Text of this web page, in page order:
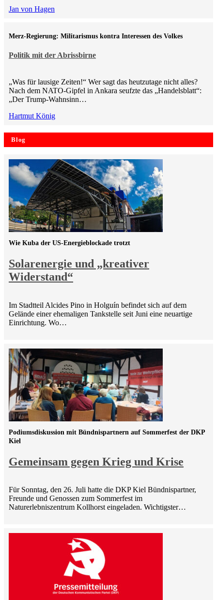
Jan von Hagen
Politik mit der Abrissbirne
Merz-Regierung: Militarismus kontra Inte­ressen des Volkes
„Was für lausige Zeiten!“ Wer sagt das heutzutage nicht alles?
Nach dem NATO-Gipfel in Ankara seufzte das „Handelsblatt“:
„Der Trump-Wahnsinn…
Hartmut König
Blog
Solarenergie und „kreativer
Widerstand“
Wie Kuba der US-Energieblockade trotzt
Im Stadtteil Alcides Pino in Holguín befindet sich auf dem
Gelände einer ehemaligen Tankstelle seit Juni eine neuartige
Einrichtung. Wo…
Gemeinsam gegen Krieg und Krise
Podiumsdiskussion mit Bündnispartnern auf Sommerfest der DKP
Kiel
Für Sonntag, den 26. Juli hatte die DKP Kiel Bündnispartner,
Freunde und Genossen zum Sommerfest im
Naturerlebniszentrum Kollhorst eingeladen. Wichtigster…